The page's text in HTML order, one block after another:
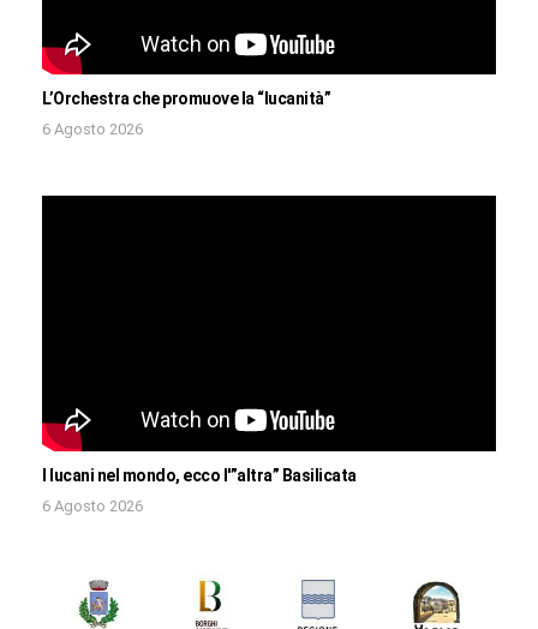
L’Orchestra che promuove la “lucanità”
6 Agosto 2026
I lucani nel mondo, ecco l'”altra” Basilicata
6 Agosto 2026